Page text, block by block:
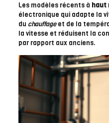
Les modèles récents à haut
électronique qui adapte la
du chauffageet de la
la vitesse et réduisent la
par rapport aux anciens.